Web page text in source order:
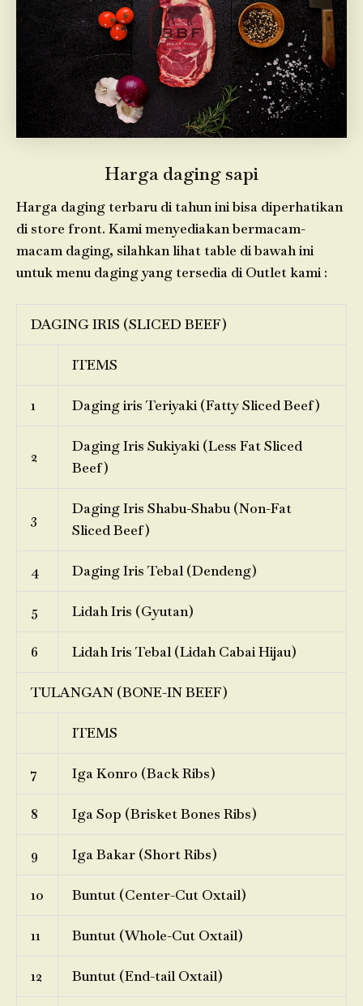
Harga daging sapi
Harga daging terbaru di tahun ini bisa diperhatikan
di store front. Kami menyediakan bermacam-
macam daging, silahkan lihat table di bawah ini
untuk menu daging yang tersedia di Outlet kami :
DAGING IRIS (SLICED BEEF)
ITEMS
1 Daging iris Teriyaki (Fatty Sliced Beef)
2
Daging Iris Sukiyaki (Less Fat Sliced
Beef)
3
Daging Iris Shabu-Shabu (Non-Fat
Sliced Beef)
4 Daging Iris Tebal (Dendeng)
5 Lidah Iris (Gyutan)
6 Lidah Iris Tebal (Lidah Cabai Hijau)
TULANGAN (BONE-IN BEEF)
ITEMS
7 Iga Konro (Back Ribs)
8 Iga Sop (Brisket Bones Ribs)
9 Iga Bakar (Short Ribs)
10 Buntut (Center-Cut Oxtail)
11 Buntut (Whole-Cut Oxtail)
12 Buntut (End-tail Oxtail)